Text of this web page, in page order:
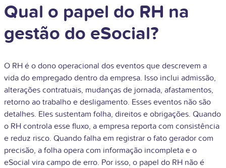
Qual o papel do RH na
gestão do eSocial?
O RH é o dono operacional dos eventos que descrevem a
vida do empregado dentro da empresa. Isso inclui admissão,
alterações contratuais, mudanças de jornada, afastamentos,
retorno ao trabalho e desligamento. Esses eventos não são
detalhes. Eles sustentam folha, direitos e obrigações. Quando
o RH controla esse fluxo, a empresa reporta com consistência
e reduz risco. Quando falha em registrar o fato gerador com
precisão, a folha opera com informação incompleta e o
eSocial vira campo de erro. Por isso, o papel do RH não é